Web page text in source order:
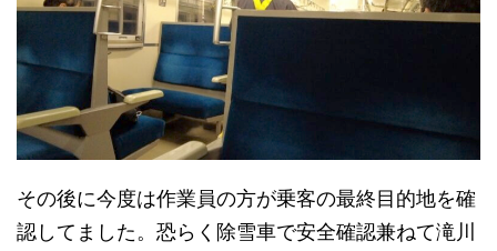
その後に今度は作業員の方が乗客の最終目的地を確
認してました。恐らく除雪車で安全確認兼ねて滝川